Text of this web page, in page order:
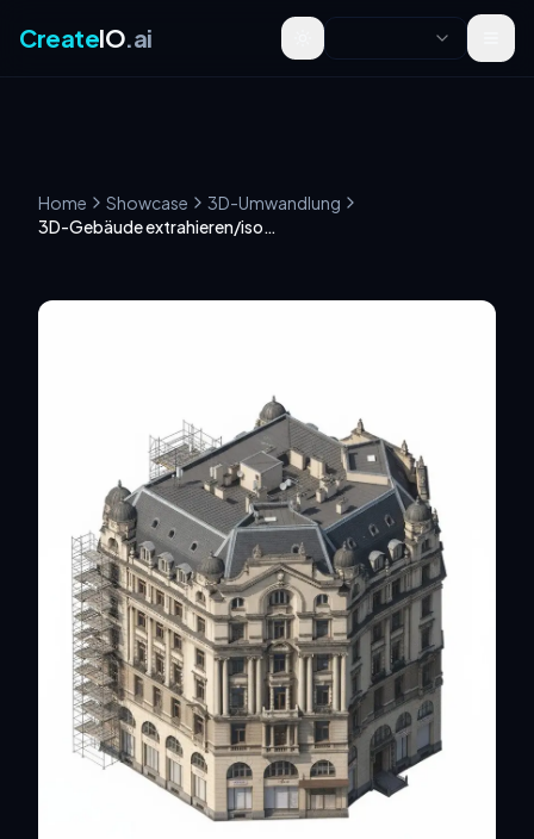
CreateIO.ai Toggle theme
Home Showcase
3D-Umwandlung
3D-Gebäude extrahieren/isometrische Modelle erstellen